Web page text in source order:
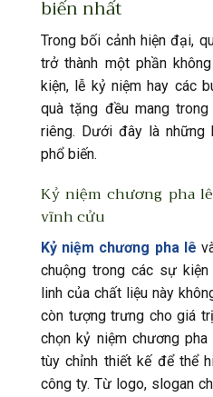
biến nhất
Trong bối cảnh hiện đại,
trở thành một phần
kiện, lễ kỷ niệm hay các
quà tặng đều mang
riêng. Dưới đây là những
phổ biến.
Kỷ niệm chương pha
vĩnh cửu
Kỷ niệm chương pha lê
chuộng trong các sự
linh của chất liệu này
còn tượng trưng cho giá
chọn kỷ niệm chương
tùy chỉnh thiết kế để thể
công ty. Từ logo, slogan